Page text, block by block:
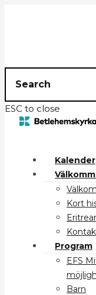
ESC to close
Kalender
Kort
Program
EFS
Barn